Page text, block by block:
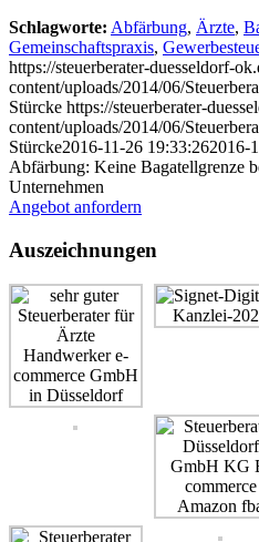
Schlagworte: Abfärbung, Ärzte,
Gemeinschaftspraxis,
https://steuerberater-duesseldorf-
content/uploads/2014/06/
Stürcke https://steuerberater-
content/uploads/2014/06/
Stürcke2016-11-26 19:33:262016-
Abfärbung: Keine Bagatellgrenze
Unternehmen
Angebot anfordern
Auszeichnungen